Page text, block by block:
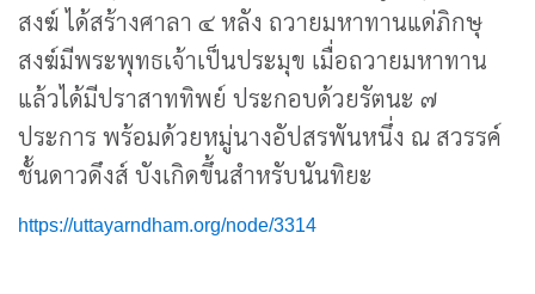
สงฆ์ ได้สร้างศาลา ๔ หลัง ถวายมหาทานแด่ภิกษุ
สงฆ์มีพระพุทธเจ้าเป็นประมุข เมื่อถวายมหาทาน
แล้วได้มีปราสาททิพย์ ประกอบด้วยรัตนะ ๗
ประการ พร้อมด้วยหมู่นางอัปสรพันหนึ่ง ณ สวรรค์
ชั้นดาวดึงส์ บังเกิดขึ้นสำหรับนันทิยะ
https://uttayarndham.org/node/3314